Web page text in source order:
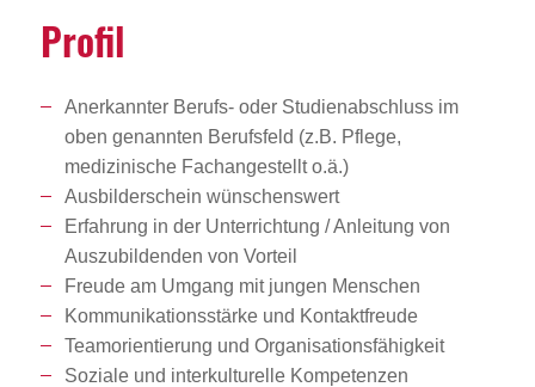
Profil
Anerkannter Berufs- oder Studienabschluss im
oben genannten Berufsfeld (z.B. Pflege,
medizinische Fachangestellt o.ä.)
Ausbilderschein wünschenswert
Erfahrung in der Unterrichtung / Anleitung von
Auszubildenden von Vorteil
Freude am Umgang mit jungen Menschen
Kommunikationsstärke und Kontaktfreude
Teamorientierung und Organisationsfähigkeit
Soziale und interkulturelle Kompetenzen